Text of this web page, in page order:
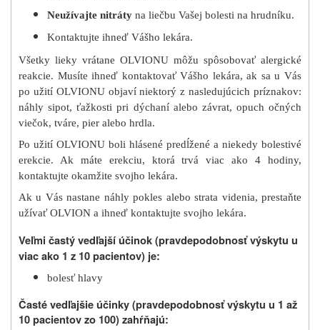
Neužívajte nitráty na liečbu Vašej bolesti na hrudníku.
Kontaktujte ihneď Vášho lekára.
Všetky lieky vrátane OLVIONU môžu spôsobovať alergické
reakcie. Musíte ihneď kontaktovať Vášho lekára, ak sa u Vás
po užití OLVIONU objaví niektorý z nasledujúcich príznakov:
náhly sipot, ťažkosti pri dýchaní alebo závrat, opuch očných
viečok, tváre, pier alebo hrdla.
Po užití OLVIONU boli hlásené predĺžené a niekedy bolestivé
erekcie. Ak máte erekciu, ktorá trvá viac ako 4 hodiny,
kontaktujte okamžite svojho lekára.
Ak u Vás nastane náhly pokles alebo strata videnia, prestaňte
užívať OLVION a ihneď kontaktujte svojho lekára.
Veľmi častý vedľajší účinok (pravdepodobnosť výskytu u
viac ako 1 z 10 pacientov) je:
bolesť hlavy
Časté vedľajšie účinky (pravdepodobnosť výskytu u 1 až
10 pacientov zo 100) zahŕňajú: